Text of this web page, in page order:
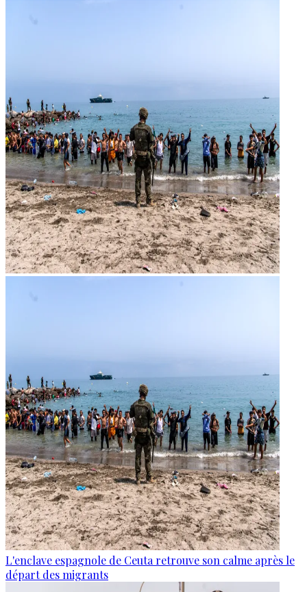
L'enclave espagnole de Ceuta retrouve son calme après le
départ des migrants